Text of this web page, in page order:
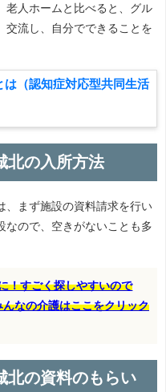
老人ホームと比べると、グル
交流し、自分でできることを
は（認知症対応型共同生活
北の入所方法
、まず施設の資料請求を行い
なので、空きがないことも多
！すごく探しやすいので
なの介護はここをクリック
北の資料のもらい